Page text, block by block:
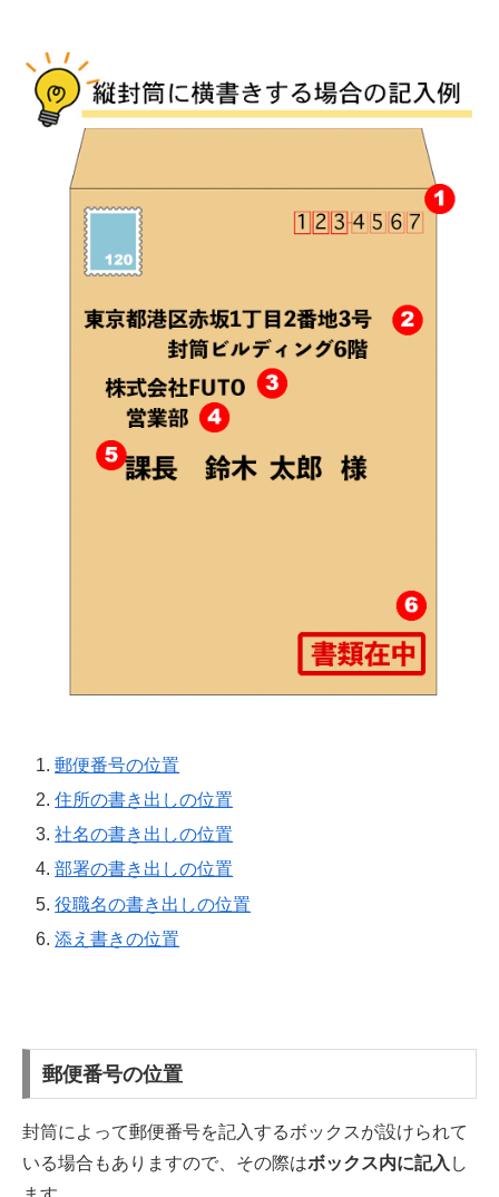
郵便番号の位置
住所の書き出しの位置
社名の書き出しの位置
部署の書き出しの位置
役職名の書き出しの位置
添え書きの位置
郵便番号の位置
封筒によって郵便番号を記入するボックスが設けられて
いる場合もありますので、その際はボックス内に記入 し